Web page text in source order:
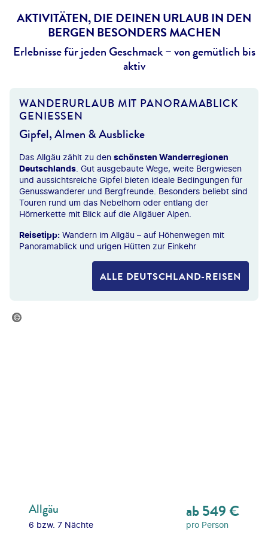
AKTIVITÄTEN, DIE DEINEN URLAUB IN DEN
BERGEN BESONDERS MACHEN
Erlebnisse für jeden Geschmack – von gemütlich bis
aktiv
WANDERURLAUB MIT PANORAMABLICK
GENIESSEN
Gipfel, Almen & Ausblicke
Das Allgäu zählt zu den schönsten Wanderregionen
Deutschlands . Gut ausgebaute Wege, weite Bergwiesen
und aussichtsreiche Gipfel bieten ideale Bedingungen für
Genusswanderer und Bergfreunde. Besonders beliebt sind
Touren rund um das Nebelhorn oder entlang der
Hörnerkette mit Blick auf die Allgäuer Alpen.
Reisetipp: Wandern im Allgäu – auf Höhenwegen mit
Panoramablick und urigen Hütten zur Einkehr
ALLE DEUTSCHLAND-REISEN
Eurohike
Allgäu
6 bzw. 7 Nächte
ab549€
pro Person